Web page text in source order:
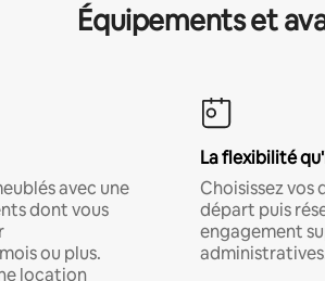
Équipements et
avec une
dont vous
ou plus.
location
La flexibilité
Choisissez vos
départ puis
engagement